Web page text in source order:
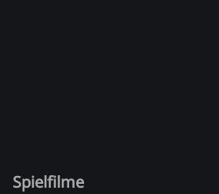
Spielfilme